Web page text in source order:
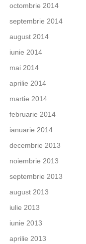
octombrie 2014
septembrie 2014
august 2014
iunie 2014
mai 2014
aprilie 2014
martie 2014
februarie 2014
ianuarie 2014
decembrie 2013
noiembrie 2013
septembrie 2013
august 2013
iulie 2013
iunie 2013
aprilie 2013